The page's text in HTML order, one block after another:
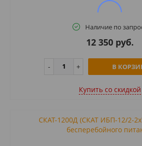
Наличие по
12 350 руб.
В
Купить cо скидкой
СКАТ-1200Д (СКАТ ИБП-12/2-
бесперебойного